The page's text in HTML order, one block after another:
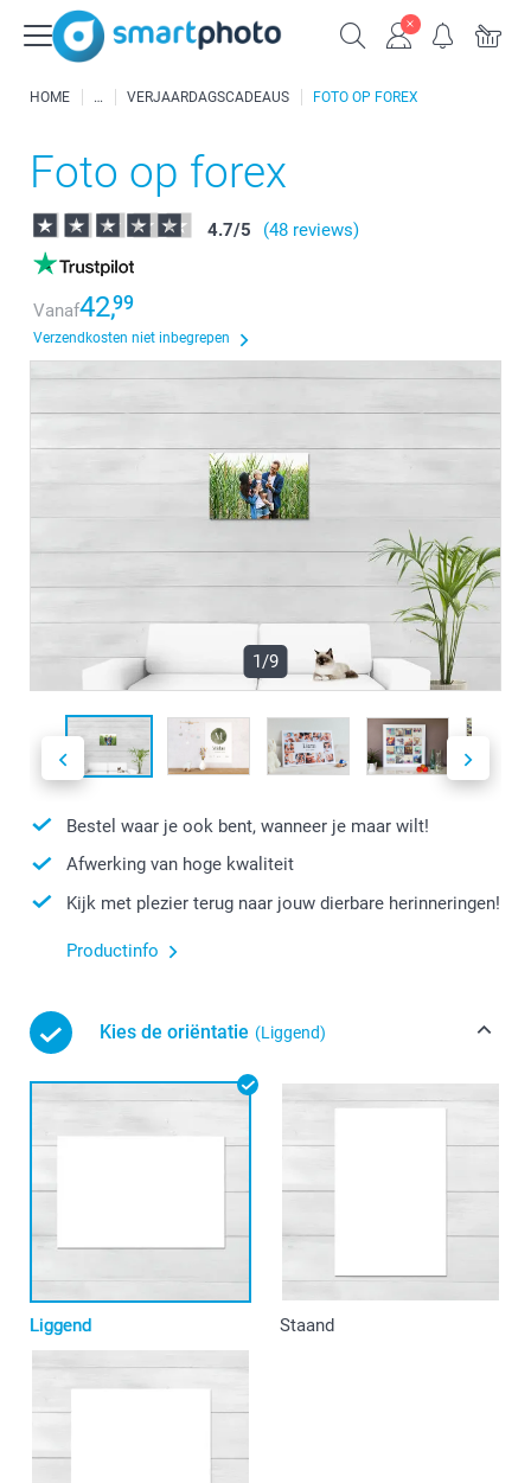
HOME VERJAARDAGSCADEAUS FOTO OP FOREX
Foto op forex
4.7/5 (48 reviews)
Vanaf42,99
Verzendkosten niet inbegrepen
1/9
Bestel waar je ook bent, wanneer je maar wilt!
Afwerking van hoge kwaliteit
Kijk met plezier terug naar jouw dierbare herinneringen!
Productinfo
Kies de oriëntatie (Liggend)
Liggend Staand